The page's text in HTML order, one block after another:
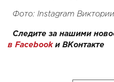
Фото: Instagram
Следите за нашими
в Facebookи ВКонтакте